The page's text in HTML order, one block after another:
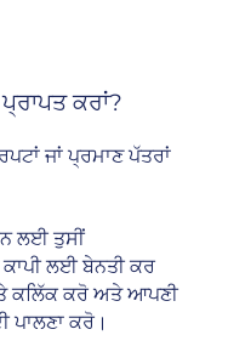
ਕਰਾਂ?
ਜਾਂ ਪ੍ਰਮਾਣ ਪੱਤਰਾਂ
ਲਈ ਤੁਸੀਂ
ਲਈ ਬੇਨਤੀ ਕਰ
ਕਲਿੱਕ ਕਰੋ ਅਤੇ ਆਪਣੀ
ਪਾਲਣਾ ਕਰੋ।